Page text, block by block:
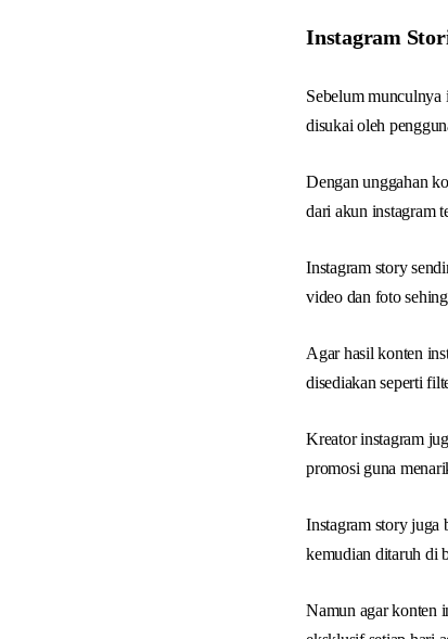
Instagram
Sebelum munculnya
disukai oleh
Dengan unggahan
dari akun instagram
Instagram story
video dan foto
Agar hasil konten
disediakan seperti
Kreator instagram
promosi guna
Instagram story juga
kemudian ditaruh di
Namun agar konten